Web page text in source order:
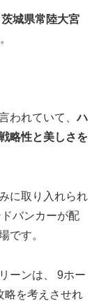
茨城県常陸大宮
われていて、ハ
略性と美しさを
に取り入れられ
バンカーが配
です。
ーンは、 9ホー
略を考えさせれ